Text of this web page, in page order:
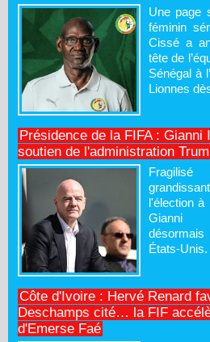
Une page
féminin
Cissé a
tête de
Sénégal à
Lionnes
Présidence de la FIFA : Gianni
soutien de l'administration
Fragilisé
l'élection à
Gianni
États-
Côte d'Ivoire : Hervé Renard
Deschamps cité… la FIF
d'Emerse Faé